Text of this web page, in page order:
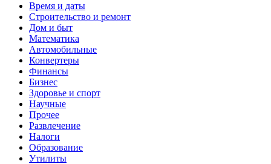
Время и даты
Строительство и ремонт
Дом и быт
Математика
Автомобильные
Конвертеры
Финансы
Бизнес
Здоровье и спорт
Научные
Прочее
Развлечение
Налоги
Образование
Утилиты